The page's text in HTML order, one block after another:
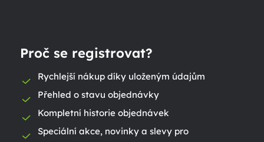
Proč se registrovat?
Rychlejší nákup díky uloženým údajům
Přehled o stavu objednávky
Kompletní historie objednávek
Speciální akce, novinky a slevy pro